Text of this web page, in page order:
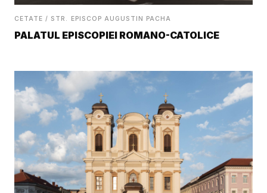
CETATE / STR. EPISCOP AUGUSTIN PACHA
PALATUL EPISCOPIEI ROMANO-CATOLICE